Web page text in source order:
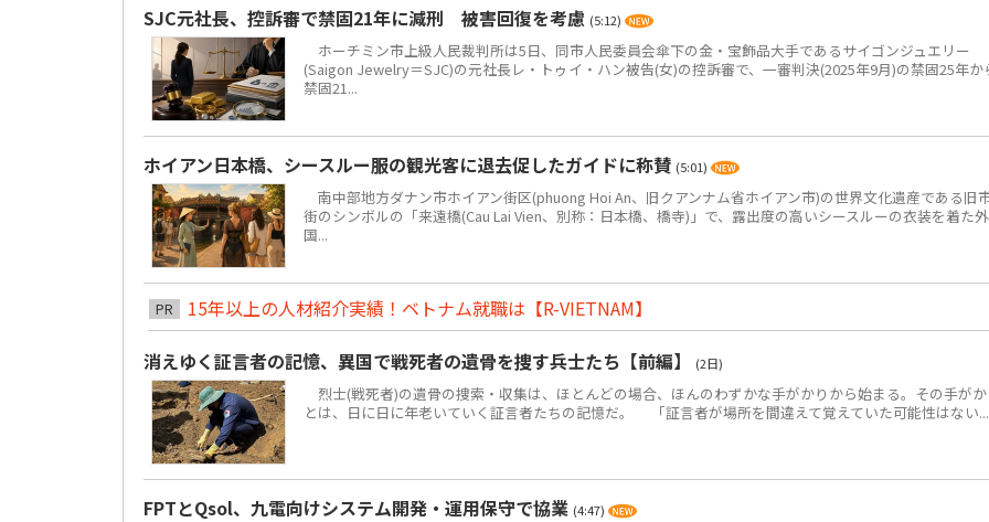
SJC元社長、控訴審で禁固21年に減刑 被害回復を考慮 (5:12)
ホーチミン市上級人民裁判所は5日、同市人民委員会傘下の金・宝飾品大手であるサイゴンジュエリー
(Saigon Jewelry＝SJC)の元社長レ・トゥイ・ハン被告(女)の控訴審で、一審判決(2025年9月)の禁固25年か
禁固21...
ホイアン日本橋、シースルー服の観光客に退去促したガイドに称賛 (5:01)
南中部地方ダナン市ホイアン街区(phuong Hoi An、旧クアンナム省ホイアン市)の世界文化遺産である旧
街のシンボルの「来遠橋(Cau Lai Vien、別称：日本橋、橋寺)」で、露出度の高いシースルーの衣装を着た外
国...
PR
15年以上の人材紹介実績！ベトナム就職は【R-VIETNAM】
消えゆく証言者の記憶、異国で戦死者の遺骨を捜す兵士たち【前編】
(2日)
烈士(戦死者)の遺骨の捜索・収集は、ほとんどの場合、ほんのわずかな手がかりから始まる。その手がか
とは、日に日に年老いていく証言者たちの記憶だ。 「証言者が場所を間違えて覚えていた可能性はない...
FPTとQsol、九電向けシステム開発・運用保守で協業 (4:47)